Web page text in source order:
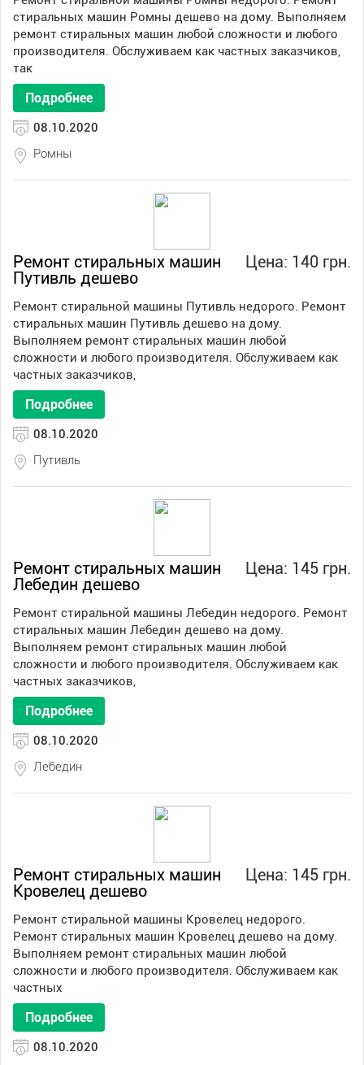
стиральных машин Ромны дешево на дому. Выполняем
ремонт стиральных машин любой сложности и любого
производителя. Обслуживаем как частных заказчиков,
так
Подробнее
08.10.2020
Ромны
Цена: 140 грн.
Ремонт стиральных машин
Путивль дешево
Ремонт стиральной машины Путивль недорого. Ремонт
стиральных машин Путивль дешево на дому.
Выполняем ремонт стиральных машин любой
сложности и любого производителя. Обслуживаем как
частных заказчиков,
Подробнее
08.10.2020
Путивль
Цена: 145 грн.
Ремонт стиральных машин
Лебедин дешево
Ремонт стиральной машины Лебедин недорого. Ремонт
стиральных машин Лебедин дешево на дому.
Выполняем ремонт стиральных машин любой
сложности и любого производителя. Обслуживаем как
частных заказчиков,
Подробнее
08.10.2020
Лебедин
Цена: 145 грн.
Ремонт стиральных машин
Кровелец дешево
Ремонт стиральной машины Кровелец недорого.
Ремонт стиральных машин Кровелец дешево на дому.
Выполняем ремонт стиральных машин любой
сложности и любого производителя. Обслуживаем как
частных
Подробнее
08.10.2020